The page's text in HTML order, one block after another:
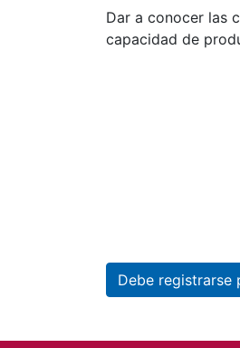
Dar a conocer las
capacidad de
Debe registrarse